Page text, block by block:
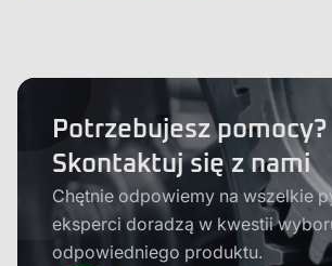
Potrzebujesz pomocy?
Skontaktuj się z nami
Chętnie odpowiemy na wszelkie
eksperci doradzą w kwestii
odpowiedniego produktu.